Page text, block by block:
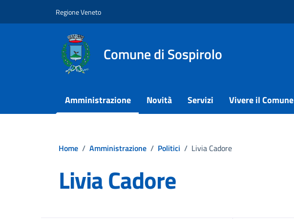
Regione Veneto
Comune di Sospirolo
Amministrazione Novità Servizi Vivere il Comune
Home / Amministrazione / Politici / Livia Cadore
Livia Cadore